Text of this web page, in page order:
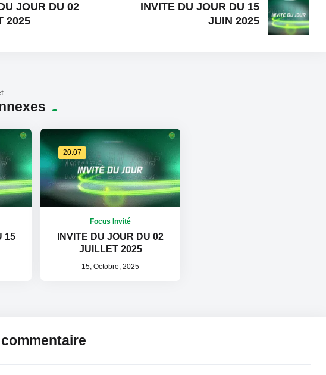
JOUR DU 02
2025
INVITE DU JOUR DU 15
JUIN 2025
15
20:07
Focus Invité
INVITE DU JOUR DU 02
JUILLET 2025
15, Octobre, 2025